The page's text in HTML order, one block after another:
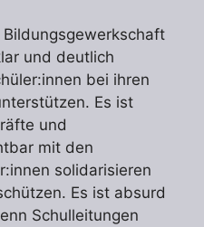
Bildungsgewerkschaft
und deutlich
bei ihren
Es ist
und
mit den
solidarisieren
Es ist absurd
Schulleitungen